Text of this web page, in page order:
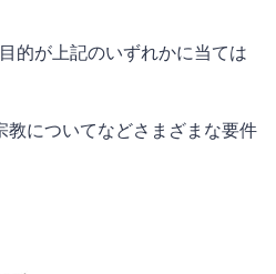
的が上記のいずれかに当ては
教についてなどさまざまな要件